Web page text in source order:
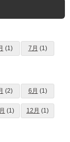
(1) 7月 (1)
(2) 6月 (1)
(1) 12月 (1)